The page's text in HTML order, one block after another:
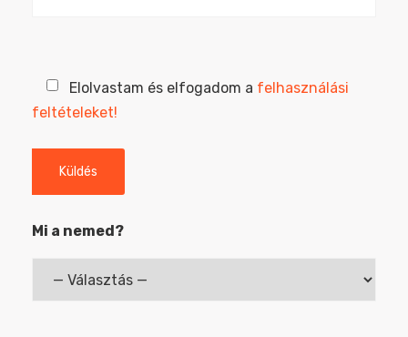
Elolvastam és elfogadom a felhasználási
feltételeket!
Mi a nemed?